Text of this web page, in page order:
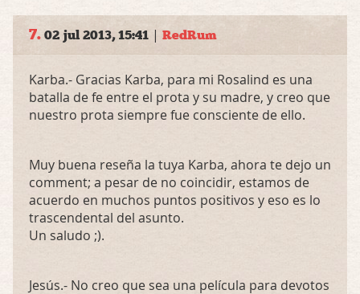
7. 02 jul 2013, 15:41 | RedRum
Karba.- Gracias Karba, para mi Rosalind es una
batalla de fe entre el prota y su madre, y creo que
nuestro prota siempre fue consciente de ello.
Muy buena reseña la tuya Karba, ahora te dejo un
comment; a pesar de no coincidir, estamos de
acuerdo en muchos puntos positivos y eso es lo
trascendental del asunto.
Un saludo ;).
Jesús.- No creo que sea una película para devotos